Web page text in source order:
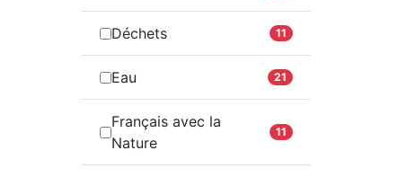
Déchets 11
Eau 21
Français avec la
Nature
11